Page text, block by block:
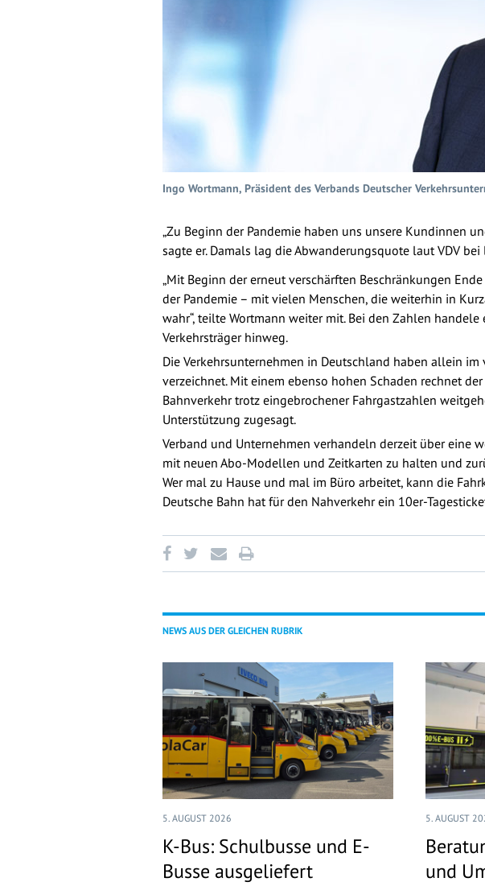
Ingo Wortmann, Präsident des Verbands Deutscher
„Zu Beginn der Pandemie haben uns unsere Kundinnen
sagte er. Damals lag die Abwanderungsquote laut VDV
„Mit Beginn der erneut verschärften Beschränkungen
der Pandemie – mit vielen Menschen, die weiterhin in
wahr“, teilte Wortmann weiter mit. Bei den Zahlen
Verkehrsträger hinweg.
Die Verkehrsunternehmen in Deutschland haben allein
verzeichnet. Mit einem ebenso hohen Schaden rechnet
Bahnverkehr trotz eingebrochener Fahrgastzahlen
Unterstützung zugesagt.
Verband und Unternehmen verhandeln derzeit über eine
mit neuen Abo-Modellen und Zeitkarten zu halten und
Wer mal zu Hause und mal im Büro arbeitet, kann die
Deutsche Bahn hat für den Nahverkehr ein 10er-
NEWS AUS DER GLEICHEN RUBRIK
5. AUGUST 2026
K-Bus: Schulbusse und E-
Busse ausgeliefert
5. AUGUST
und